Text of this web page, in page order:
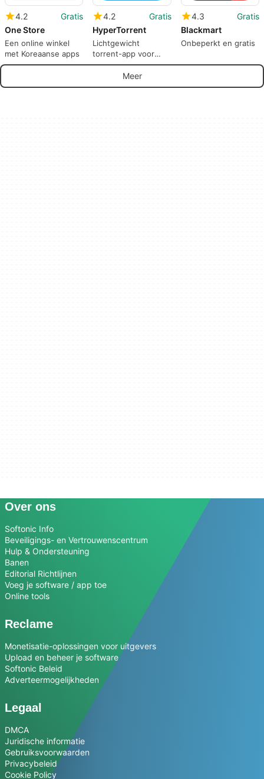
4.2
Gratis
One Store
Een online winkel
met Koreaanse apps
4.2
Gratis
HyperTorrent
Lichtgewicht
torrent-app voor
mobiel
4.3
Gratis
Blackmart
Onbeperkt en gratis
Meer
Over ons
Softonic Info
Beveiligings- en Vertrouwenscentrum
Hulp & Ondersteuning
Banen
Editorial Richtlijnen
Voeg je software / app toe
Online tools
Reclame
Monetisatie-oplossingen voor uitgevers
Upload en beheer je software
Softonic Beleid
Adverteermogelijkheden
Legaal
DMCA
Juridische informatie
Gebruiksvoorwaarden
Privacybeleid
Cookie Policy